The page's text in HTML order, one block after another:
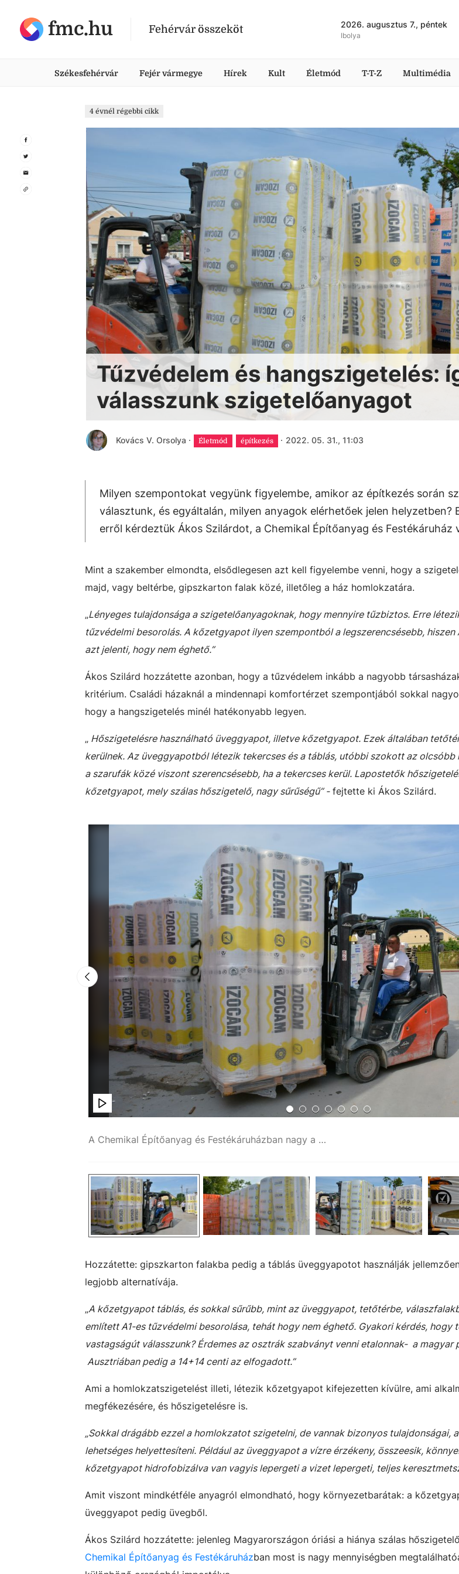
fmc.hu Fehérvár összeköt 2026. augusztus 7., péntek
Ibolya
Székesfehérvár Fejér vármegye Hírek Kult Életmód T-T-Z Multimédia
4 évnél régebbi cikk
Tűzvédelem és hangszigetelés:
válasszunk szigetelőanyagot
Kovács V. Orsolya · Életmód építkezés · 2022. 05. 31., 11:03
Milyen szempontokat vegyünk figyelembe, amikor az építkezés során
választunk, és egyáltalán, milyen anyagok elérhetőek jelen helyzetben?
erről kérdeztük Ákos Szilárdot, a Chemikal Építőanyag és Festékáruház
Mint a szakember elmondta, elsődlegesen azt kell figyelembe venni, hogy a
majd, vagy beltérbe, gipszkarton falak közé, illetőleg a ház homlokzatára.
„Lényeges tulajdonsága a szigetelőanyagoknak, hogy mennyire tűzbiztos. Erre
tűzvédelmi besorolás. A kőzetgyapot ilyen szempontból a legszerencsésebb, hiszen
azt jelenti, hogy nem éghető.”
Ákos Szilárd hozzátette azonban, hogy a tűzvédelem inkább a nagyobb
kritérium. Családi házaknál a mindennapi komfortérzet szempontjából sokkal
hogy a hangszigetelés minél hatékonyabb legyen.
„ Hőszigetelésre használható üveggyapot, illetve kőzetgyapot. Ezek általában
kerülnek. Az üveggyapotból létezik tekercses és a táblás, utóbbi szokott az
a szarufák közé viszont szerencsésebb, ha a tekercses kerül. Lapostetők
kőzetgyapot, mely szálas hőszigetelő, nagy sűrűségű” -fejtette ki Ákos Szilárd.
A Chemikal Építőanyag és Festékáruházban nagy a választék szigetelőanyagokból
Hozzátette: gipszkarton falakba pedig a táblás üveggyapotot használják
legjobb alternatívája.
„A kőzetgyapot táblás, és sokkal sűrűbb, mint az üveggyapot, tetőtérbe,
említett A1-es tűzvédelmi besorolása, tehát hogy nem éghető. Gyakori kérdés, hogy
vastagságút válasszunk? Érdemes az osztrák szabványt venni etalonnak- a
Ausztriában pedig a 14+14 centi az elfogadott.”
Ami a homlokzatszigetelést illeti, létezik kőzetgyapot kifejezetten kívülre, ami
megfékezésére, és hőszigetelésre is.
„Sokkal drágább ezzel a homlokzatot szigetelni, de vannak bizonyos tulajdonságai,
lehetséges helyettesíteni. Például az üveggyapot a vízre érzékeny, összeesik,
kőzetgyapot hidrofobizálva van vagyis lepergeti a vizet lepergeti, teljes
Amit viszont mindkétféle anyagról elmondható, hogy környezetbarátak: a
üveggyapot pedig üvegből.
Ákos Szilárd hozzátette: jelenleg Magyarországon óriási a hiánya szálas
Chemikal Építőanyag és Festékáruházban most is nagy mennyiségben